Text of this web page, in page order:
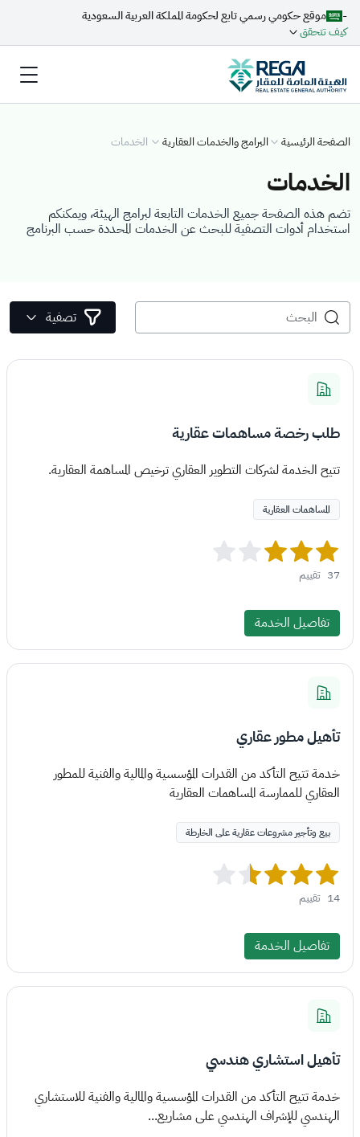
-
موقع حكومي رسمي تابع لحكومة المملكة العربية السعودية
كيف تتحقق
الصفحة الرئيسية البرامج والخدمات العقارية الخدمات
الخدمات
تضم هذه الصفحة جميع الخدمات التابعة لبرامج الهيئة، ويمكنكم
استخدام أدوات التصفية للبحث عن الخدمات المحددة حسب البرنامج
تصفية
طلب رخصة مساهمات عقارية
تتيح الخدمة لشركات التطوير العقاري ترخيص المساهمة العقارية.
المساهمات العقارية
37 تقييم
تفاصيل الخدمة
تأهيل مطور عقاري
خدمة تتيح التأكد من القدرات المؤسسية والمالية والفنية للمطور
العقاري للممارسة المساهمات العقارية
بيع وتأجير مشروعات عقارية على الخارطة
14 تقييم
تفاصيل الخدمة
تأهيل استشاري هندسي
خدمة تتيح التأكد من القدرات المؤسسية والمالية والفنية للاستشاري
الهندسي للإشراف الهندسي على مشاريع...